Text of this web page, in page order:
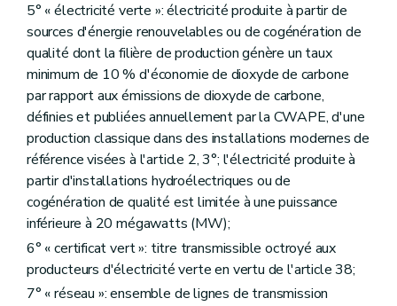
5° « électricité verte »: électricité produite à partir de
sources d'énergie renouvelables ou de cogénération de
qualité dont la filière de production génère un taux
minimum de 10 % d'économie de dioxyde de carbone
par rapport aux émissions de dioxyde de carbone,
définies et publiées annuellement par la CWAPE, d'une
production classique dans des installations modernes de
référence visées à l'article 2, 3°; l'électricité produite à
partir d'installations hydroélectriques ou de
cogénération de qualité est limitée à une puissance
inférieure à 20 mégawatts (MW);
6° « certificat vert »: titre transmissible octroyé aux
producteurs d'électricité verte en vertu de l'article 38;
7° « réseau »: ensemble de lignes de transmission